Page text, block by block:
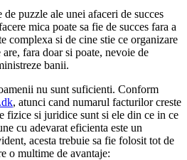
puzzle ale unei afaceri de succes
mica poate sa fie de succes fara a
complexa si de cine stie ce organizare
fara doar si poate, nevoie de
banii.
nu sunt suficienti. Conform
, atunci cand numarul facturilor creste
fizice si juridice sunt si ele din ce in ce
cu adevarat eficienta este un
acesta trebuie sa fie folosit tot de
o multime de avantaje: